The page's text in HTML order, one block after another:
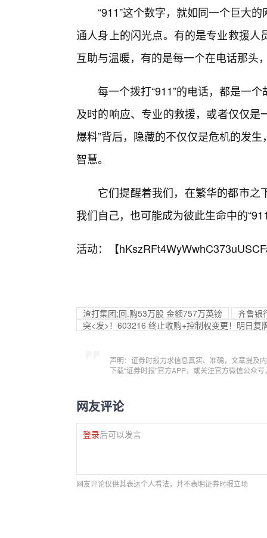
“911”这个数字，就如同一个巨大
通人身上的闪光点。有的是专业救援
互助与温暖，有的是每一个在电话那头
每一个拨打“911”的电话，都是一
及时的响应、专业的救援，或者仅仅是
爆料”背后，隐藏的不仅仅是危机的发
智慧。
它们提醒着我们，在繁华的都市
我们自己，也可能成为彼此生命中的
活动：【
渣打集团;回.购53万股 金额757万英镑
齐鲁银
突<发>！603216 终止收购+控制权变更！明日复
声明：证券时报力求信息真实、准确，文章提及
下载“证券时报”官方APP，或关注官方微信公众
网友评论
登录后可以发言
网友评论仅供其表达个人看法，并不表明证券时报立场